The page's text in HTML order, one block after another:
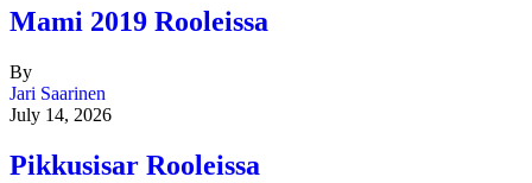
Mami 2019 Rooleissa
By
Jari Saarinen
July 14, 2026
Pikkusisar Rooleissa